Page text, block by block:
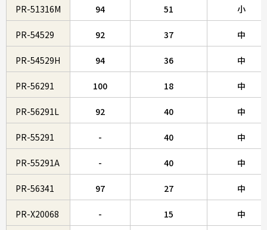
PR-51316M 94 51 小
PR-54529 92 37 中
PR-54529H 94 36 中
PR-56291 100 18 中
PR-56291L 92 40 中
PR-55291 - 40 中
PR-55291A - 40 中
PR-56341 97 27 中
PR-X20068 - 15 中